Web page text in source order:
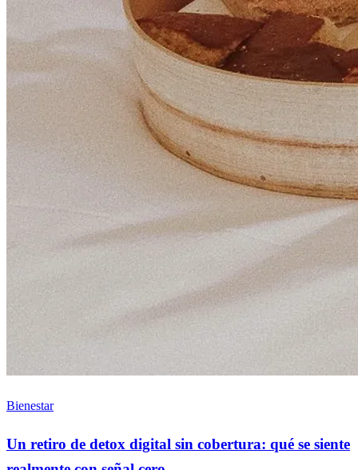
Bienestar
Un retiro de detox digital sin cobertura: qué se siente